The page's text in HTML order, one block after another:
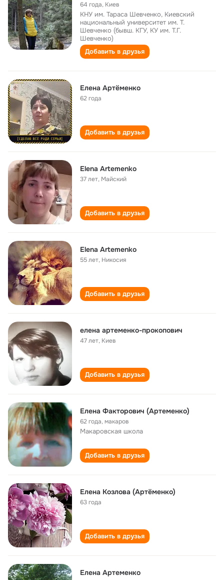
64 года, Киев
КНУ им. Тараса Шевченко, Киевский
национальный университет им. Т.
Шевченко (бывш. КГУ, КУ им. Т.Г.
Шевченко)
Добавить в друзья
Елена Артёменко
62 года
Добавить в друзья
Elena Artemenko
37 лет, Майский
Добавить в друзья
Elena Artemenko
55 лет, Никосия
Добавить в друзья
елена артеменко-прокопович
47 лет, Киев
Добавить в друзья
Елена Факторович (Артеменко)
62 года,макаров
Макаровская школа
Добавить в друзья
Елена Козлова (Артёменко)
63 года
Добавить в друзья
Елена Артеменко